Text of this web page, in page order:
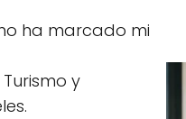
ha marcado mi
y